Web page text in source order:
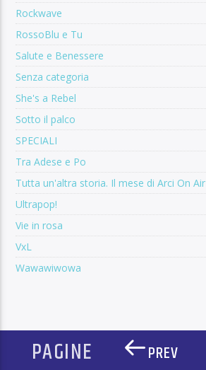
Rockwave
RossoBlu e Tu
Salute e Benessere
Senza categoria
She's a Rebel
Sotto il palco
SPECIALI
Tra Adese e Po
Tutta un'altra storia. Il mese di Arci On Air
Ultrapop!
Vie in rosa
VxL
Wawawiwowa
PAGINE PREV